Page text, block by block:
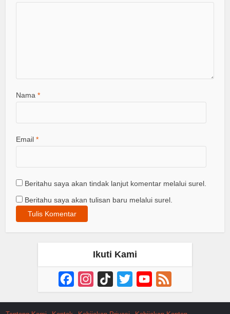
Nama*
Email*
Beritahu saya akan tindak lanjut komentar melalui surel.
Beritahu saya akan tulisan baru melalui surel.
Ikuti Kami
FacebookInstagram
TikTok Twitter YouTube
Channel